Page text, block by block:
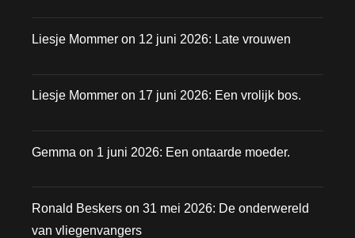
Liesje Mommer on 12 juni 2026: Late vrouwen
Liesje Mommer on 17 juni 2026: Een vrolijk bos.
Gemma on 1 juni 2026: Een ontaarde moeder.
Ronald Beskers on 31 mei 2026: De onderwereld
van vliegenvangers